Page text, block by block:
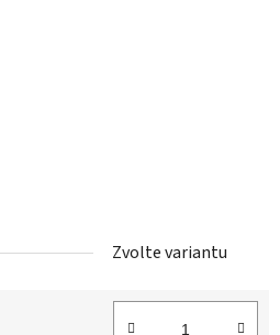
Zvolte variantu